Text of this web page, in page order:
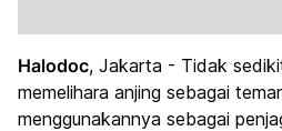
Halodoc, Jakarta - Tidak
memelihara anjing sebagai
menggunakannya sebagai